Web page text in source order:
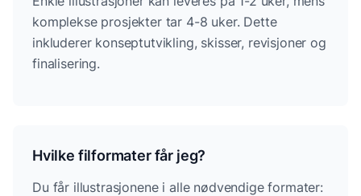
komplekse prosjekter tar 4-8 uker. Dette
inkluderer konseptutvikling, skisser, revisjoner og
finalisering.
Hvilke filformater får jeg?
Du får illustrasjonene i alle nødvendige formater: